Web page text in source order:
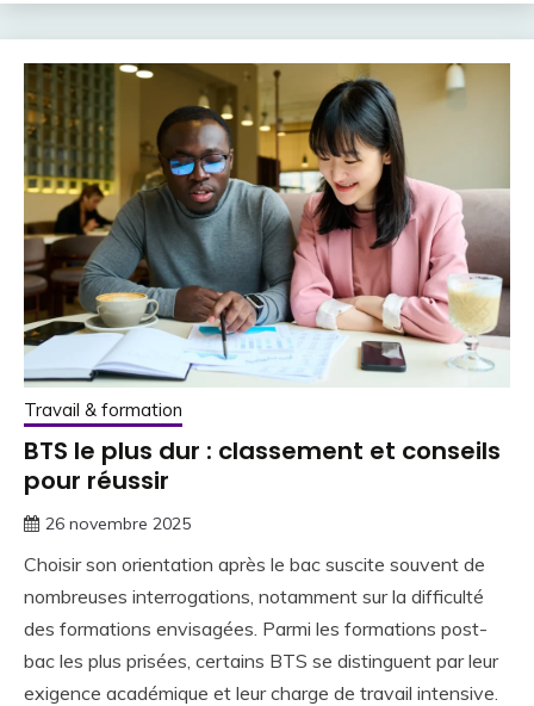
Travail & formation
BTS le plus dur : classement et conseils
pour réussir
26 novembre 2025
Choisir son orientation après le bac suscite souvent de
nombreuses interrogations, notamment sur la difficulté
des formations envisagées. Parmi les formations post-
bac les plus prisées, certains BTS se distinguent par leur
exigence académique et leur charge de travail intensive.